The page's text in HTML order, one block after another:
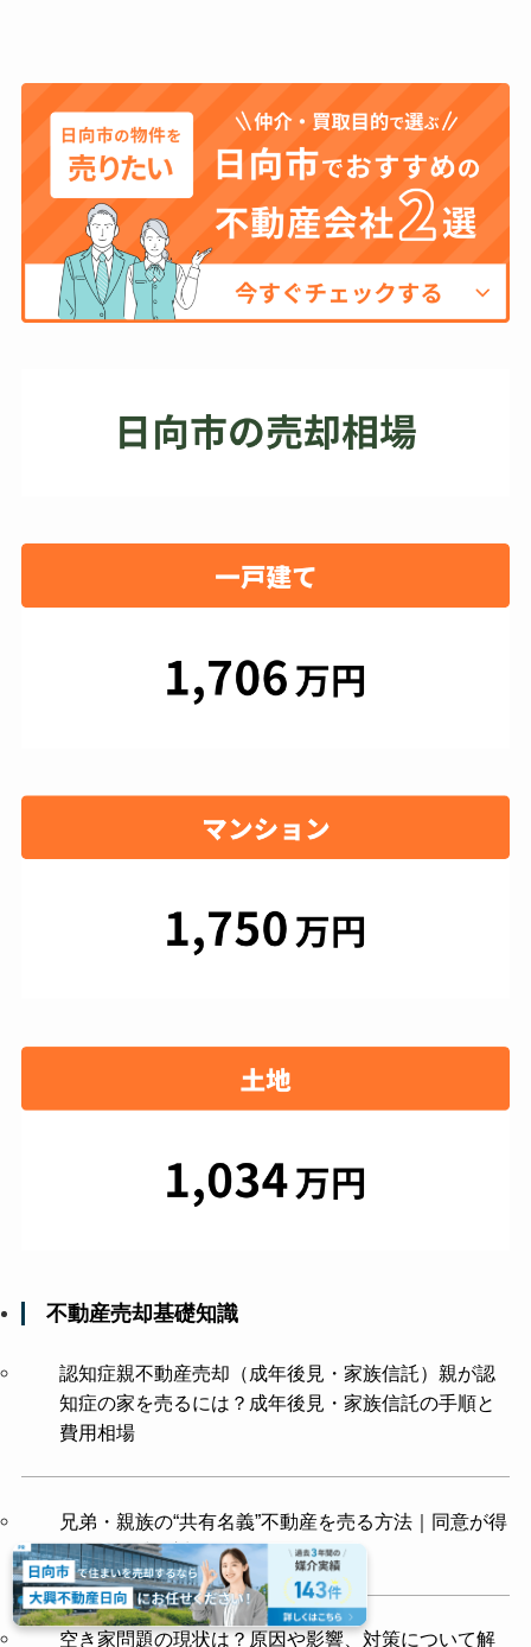
不動産売却基礎知識
認知症親不動産売却（成年後見・家族信託）親が認
知症の家を売るには？成年後見・家族信託の手順と
費用相場
兄弟・親族の“共有名義”不動産を売る方法｜同意が得
られない時の対処と買取選択肢
空き家問題の現状は？原因や影響、対策について解